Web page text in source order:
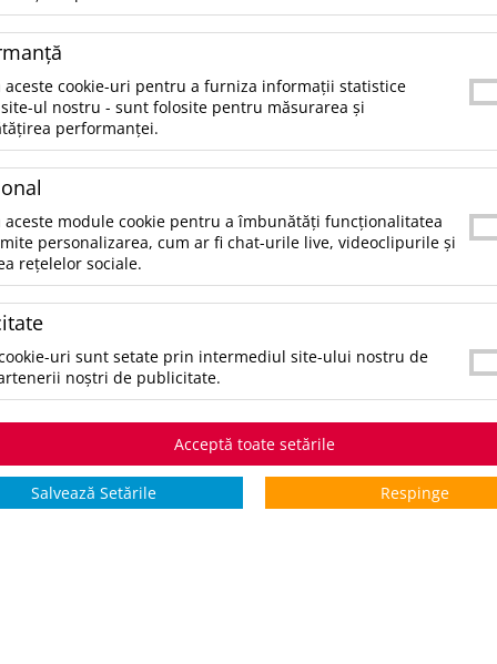
rapid, in conditii de siguranta si cu notificare prealabila
care depasesc valoarea de 1500 lei, TVA inclus.
1500 lei, TVA inclus, costul transportului este suportat de
livrarilor speciale, pot exista conditii logistice diferite, care vor
aceste cookie-uri pentru a furniza informații statistice
ul nostru - sunt folosite pentru măsurarea și
performanței.
aceste module cookie pentru a îmbunătăți funcționalitatea
personalizarea, cum ar fi chat-urile live, videoclipurile și
rețelelor sociale.
uri sunt setate prin intermediul site-ului nostru de
noștri de publicitate.
Acceptă toate setările
Salvează Setările Respinge